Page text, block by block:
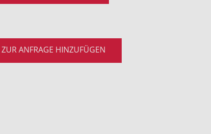
ZUR ANFRAGE HINZUFÜGEN